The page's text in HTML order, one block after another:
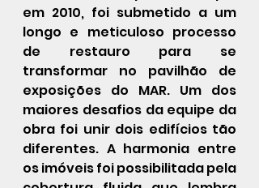
em 2010, foi submetido a um
longo e meticuloso processo
de restauro para se
transformar no pavilhão de
exposições do MAR. Um dos
maiores desafios da equipe da
obra foi unir dois edifícios tão
diferentes. A harmonia entre
os imóveis foi possibilitada pela